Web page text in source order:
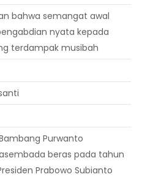
bahwa semangat awal
nyata kepada
terdampak musibah
Purwanto
beras pada tahun
Prabowo Subianto